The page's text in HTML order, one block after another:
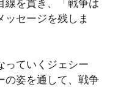
線を貫き、「戦争は
ッセージを残しま
っていくジェシー
の姿を通して、戦争